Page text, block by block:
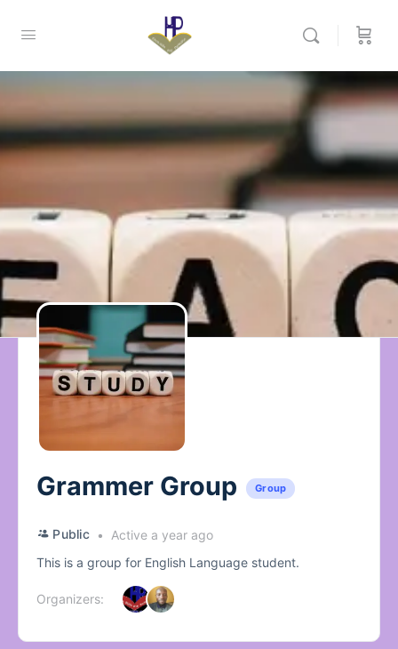
Grammer Group Group
Public
Active a year ago
This is a group for English Language student.
Organizers: